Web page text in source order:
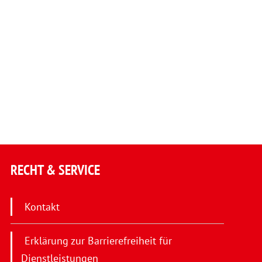
RECHT & SERVICE
Kontakt
Erklärung zur Barrierefreiheit für
Dienstleistungen